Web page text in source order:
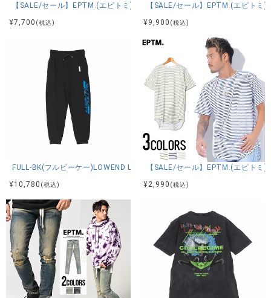
【SALE/セール】EPTM.(エピトミ)CAMOUFLAGE PANTS/全1色
¥7,700 (税込)
【SALE/セール】EPTM.(エピトミ
¥9,900 (税込)
FULL-BK(フルビーケー)LOWEND LOGO PANTS/全1色
¥10,780 (税込)
【SALE/セール】EPTM.(エピトミ
¥2,990 (税込)